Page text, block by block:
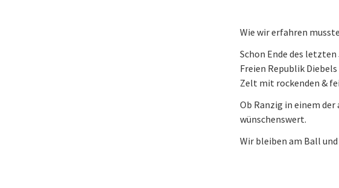
Wie wir erfahren
Schon Ende des
Freien Republik
Zelt mit rockenden &
Ob Ranzig in einem
wünschenswert.
Wir bleiben am Ball